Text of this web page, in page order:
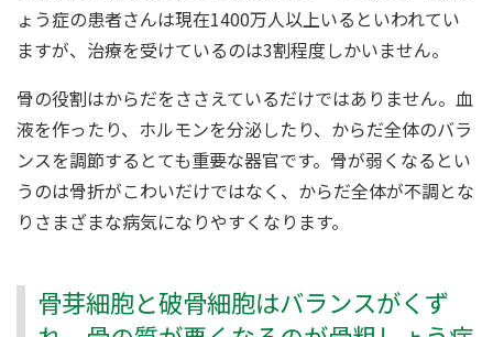
ょう症の患者さんは現在1400万人以上いるといわれてい
ますが、治療を受けているのは3割程度しかいません。
骨の役割はからだをささえているだけではありません。血
液を作ったり、ホルモンを分泌したり、からだ全体のバラ
ンスを調節するとても重要な器官です。骨が弱くなるとい
うのは骨折がこわいだけではなく、からだ全体が不調とな
りさまざまな病気になりやすくなります。
骨芽細胞と破骨細胞はバランスがくず